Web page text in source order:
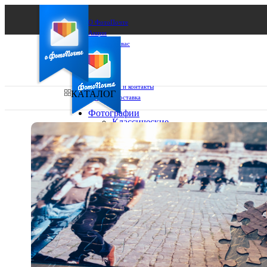
О ФотоПочте
Акции
Сделаем за вас
Бизнесу
FAQ
Франшиза
Поддержка и контакты
Оплата и доставка
Ваш город:
Ваш регион доставки
Выберите из списка:
КАТАЛОГ
Фотографии
Классические
10х10
10х15
13х18
15х15
15х20
20х20
20х30
30х30
30х40
А4
Фото
в